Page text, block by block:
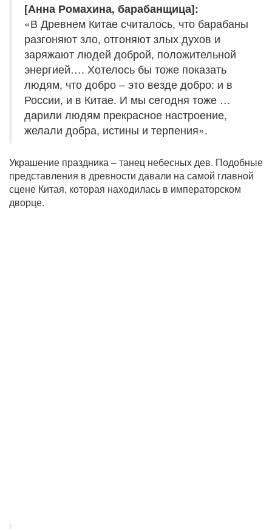
[Анна Ромахина, барабанщица]:
«В Древнем Китае считалось, что барабаны
разгоняют зло, отгоняют злых духов и
заряжают людей доброй, положительной
энергией…. Хотелось бы тоже показать
людям, что добро – это везде добро: и в
России, и в Китае. И мы сегодня тоже …
дарили людям прекрасное настроение,
желали добра, истины и терпения».
Украшение праздника – танец небесных дев. Подобные
представления в древности давали на самой главной
сцене Китая, которая находилась в императорском
дворце.